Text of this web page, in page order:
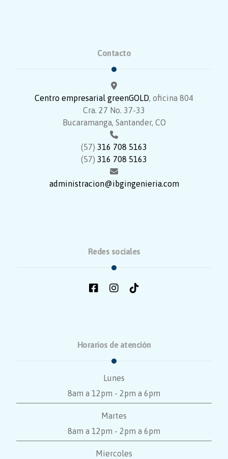
Contacto
Centro empresarial greenGOLD , oficina 804
Cra. 27 No. 37-33
Bucaramanga, Santander, CO
(57) 316 708 5163
(57) 316 708 5163
administracion@ibgingenieria.com
Redes sociales
Horarios de atención
Lunes
8am a 12pm - 2pm a 6pm
Martes
8am a 12pm - 2pm a 6pm
Miercoles